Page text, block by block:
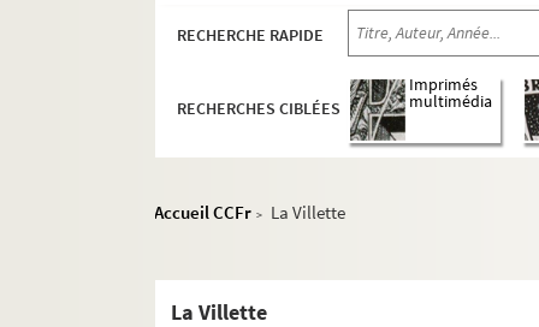
RECHERCHE RAPIDE
RECHERCHES CIBLÉES
Imprimés
multimédia
Accueil CCFr > La Villette
La Villette